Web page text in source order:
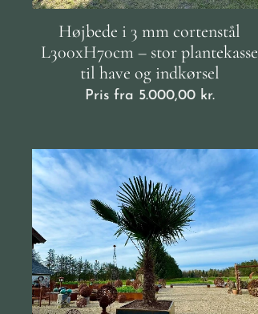
Højbede i 3 mm cortenstål
L300xH70cm – stor plantekasse
til have og indkørsel
Pris fra 5.000,00kr.